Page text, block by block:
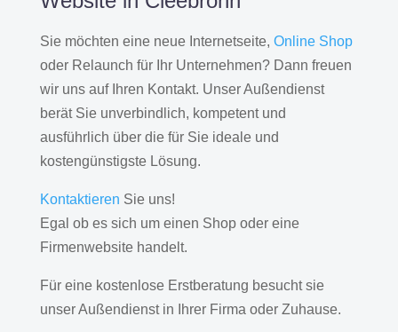
Sie möchten eine neue Internetseite, Online Shop
oder Relaunch für Ihr Unternehmen? Dann freuen
wir uns auf Ihren Kontakt. Unser Außendienst
berät Sie unverbindlich, kompetent und
ausführlich über die für Sie ideale und
kostengünstigste Lösung.
Kontaktieren Sie uns!
Egal ob es sich um einen Shop oder eine
Firmenwebsite handelt.
Für eine kostenlose Erstberatung besucht sie
unser Außendienst in Ihrer Firma oder Zuhause.